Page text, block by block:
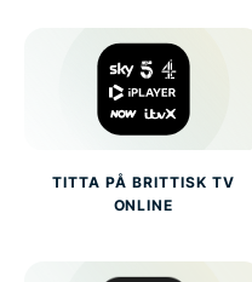
TITTA PÅ BRITTISK TV
ONLINE